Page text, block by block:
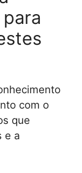
com o
que
e a